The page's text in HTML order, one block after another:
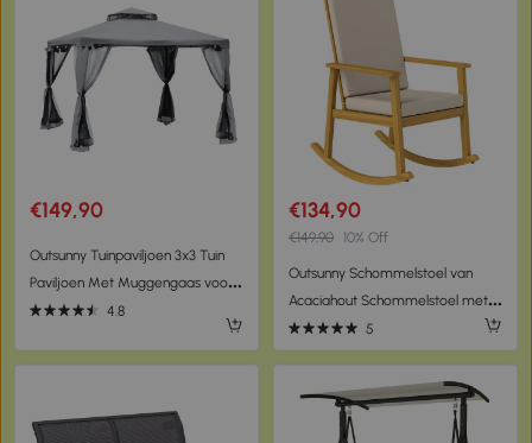
€149,90
Outsunny Tuinpaviljoen 3x3 Tuin
Paviljoen Met Muggengaas voor
Feesten en Ontvangst, Grijs
4.8
€134,90
€149,90 10% Off
Outsunny Schommelstoel van
Acaciahout Schommelstoel met
Hoge Rugleuning Kussens tot 160
kg 60 x 89 x 107 cm Beige
5